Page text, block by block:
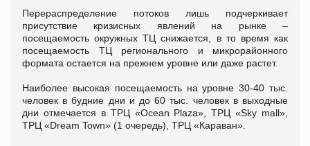
Перераспределение потоков лишь подчеркивает
присутствие кризисных явлений на рынке –
посещаемость окружных ТЦ снижается, в то время как
посещаемость ТЦ регионального и микрорайонного
формата остается на прежнем уровне или даже растет.
Наиболее высокая посещаемость на уровне 30-40 тыс.
человек в будние дни и до 60 тыс. человек в выходные
дни отмечается в ТРЦ «Ocean Plaza», ТРЦ «Sky mall»,
ТРЦ «Dream Town» (1 очередь), ТРЦ «Караван».